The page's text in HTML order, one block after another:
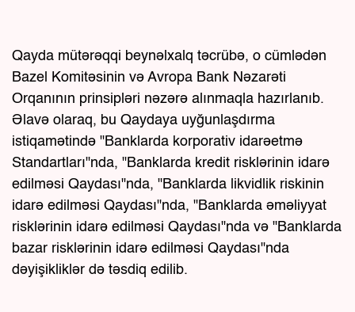
Qayda mütərəqqi beynəlxalq təcrübə, o cümlədən
Bazel Komitəsinin və Avropa Bank Nəzarəti
Orqanının prinsipləri nəzərə alınmaqla hazırlanıb.
Əlavə olaraq, bu Qaydaya uyğunlaşdırma
istiqamətində "Banklarda korporativ idarəetmə
Standartları"nda, "Banklarda kredit risklərinin idarə
edilməsi Qaydası"nda, "Banklarda likvidlik riskinin
idarə edilməsi Qaydası"nda, "Banklarda əməliyyat
risklərinin idarə edilməsi Qaydası"nda və "Banklarda
bazar risklərinin idarə edilməsi Qaydası"nda
dəyişikliklər də təsdiq edilib.